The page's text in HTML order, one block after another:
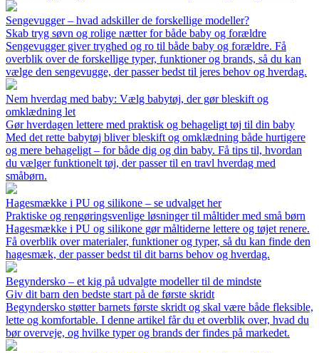
Sengevugger – hvad adskiller de forskellige modeller?
Skab tryg søvn og rolige nætter for både baby og forældre
Sengevugger giver tryghed og ro til både baby og forældre. Få
overblik over de forskellige typer, funktioner og brands, så du kan
vælge den sengevugge, der passer bedst til jeres behov og hverdag.
Nem hverdag med baby: Vælg babytøj, der gør bleskift og
omklædning let
Gør hverdagen lettere med praktisk og behageligt tøj til din baby
Med det rette babytøj bliver bleskift og omklædning både hurtigere
og mere behageligt – for både dig og din baby. Få tips til, hvordan
du vælger funktionelt tøj, der passer til en travl hverdag med
småbørn.
Hagesmække i PU og silikone – se udvalget her
Praktiske og rengøringsvenlige løsninger til måltider med små børn
Hagesmække i PU og silikone gør måltiderne lettere og tøjet renere.
Få overblik over materialer, funktioner og typer, så du kan finde den
hagesmæk, der passer bedst til dit barns behov og hverdag.
Begyndersko – et kig på udvalgte modeller til de mindste
Giv dit barn den bedste start på de første skridt
Begyndersko støtter barnets første skridt og skal være både fleksible,
lette og komfortable. I denne artikel får du et overblik over, hvad du
bør overveje, og hvilke typer og brands der findes på markedet.